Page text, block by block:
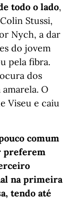
todo o lado,
Stussi,
Nych, a dar
do jovem
pela fibra.
dos
O
Viseu e caiu
comum
preferem
na primeira
tendo até